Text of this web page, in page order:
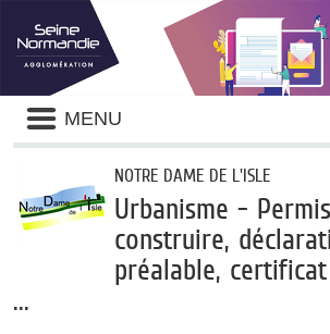
Liste
des
avertissements
MENU
NOTRE DAME DE L'ISLE
Urbanisme -
construire,
préalable,
...
Panneau de gestion des cookies